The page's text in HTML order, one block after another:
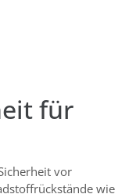
für
vor
wie